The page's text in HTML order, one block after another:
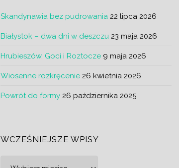
Skandynawia bez pudrowania 22 lipca 2026
Białystok – dwa dni w deszczu 23 maja 2026
Hrubieszów, Goci i Roztocze 9 maja 2026
Wiosenne rozkręcenie 26 kwietnia 2026
Powrót do formy 26 października 2025
WCZEŚNIEJSZE WPISY